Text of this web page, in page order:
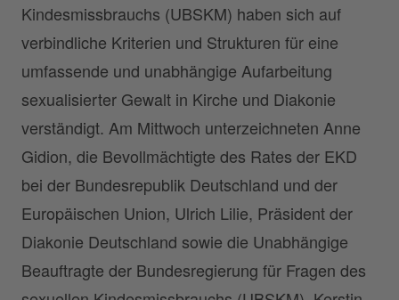
Kindesmissbrauchs (UBSKM) haben sich auf
verbindliche Kriterien und Strukturen für eine
umfassende und unabhängige Aufarbeitung
sexualisierter Gewalt in Kirche und Diakonie
verständigt. Am Mittwoch unterzeichneten Anne
Gidion, die Bevollmächtigte des Rates der EKD
bei der Bundesrepublik Deutschland und der
Europäischen Union, Ulrich Lilie, Präsident der
Diakonie Deutschland sowie die Unabhängige
Beauftragte der Bundesregierung für Fragen des